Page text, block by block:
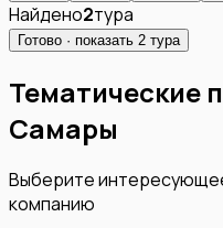
Найдено2тура
Готово · показать 2 тура
Тематические
Самары
Выберите
компанию